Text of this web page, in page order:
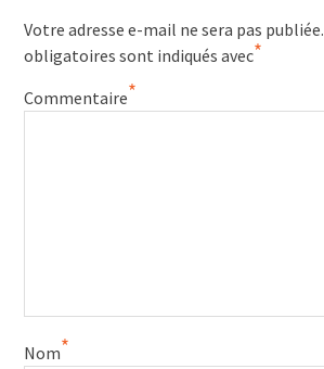
Votre adresse e-mail ne sera pas publiée.
obligatoires sont indiqués avec*
Commentaire*
Nom*